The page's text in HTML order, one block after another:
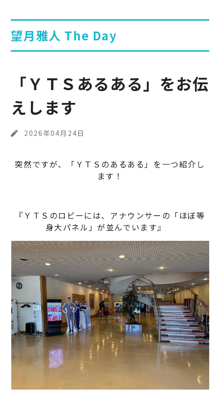
望月雅人 The Day
「ＹＴＳあるある」をお伝
えします
2026年04月24日
突然ですが、「ＹＴＳのあるある」を一つ紹介し
ます！
『ＹＴＳのロビーには、アナウンサーの「ほぼ等
身大パネル」が並んでいます』